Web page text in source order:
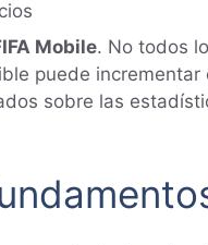
Mobile. No todos
puede
sobre las